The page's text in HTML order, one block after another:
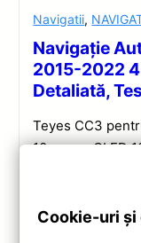
Navigatii,
Navigație
2015-2022
Detaliată,
Teyes CC3
10, ecran QLED
Cookie-uri